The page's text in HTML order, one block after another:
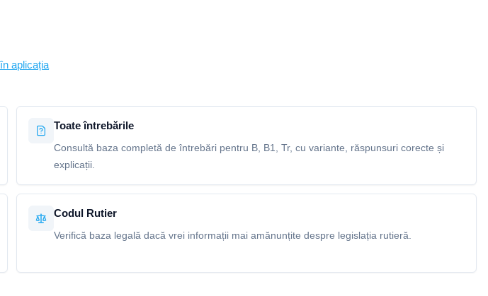
aplicația
Toate întrebările
Consultă baza completă de întrebări pentru B, B1, Tr, cu variante, răspunsuri corecte și
explicații.
Codul Rutier
Verifică baza legală dacă vrei informații mai amănunțite despre legislația rutieră.